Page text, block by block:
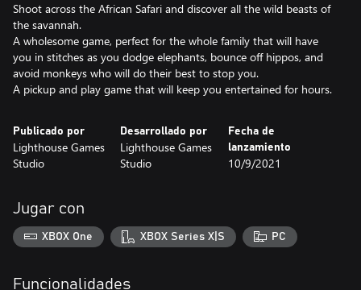
Shoot across the African Safari and discover all the wild beasts of
the savannah.
A wholesome game, perfect for the whole family that will have
you in stitches as you dodge elephants, bounce off hippos, and
avoid monkeys who will do their best to stop you.
A pickup and play game that will keep you entertained for hours.
Publicado por
Lighthouse Games
Studio
Desarrollado por
Lighthouse Games
Studio
Fecha de
lanzamiento
10/9/2021
Jugar con
XBOX One XBOX Series X|S PC
Funcionalidades